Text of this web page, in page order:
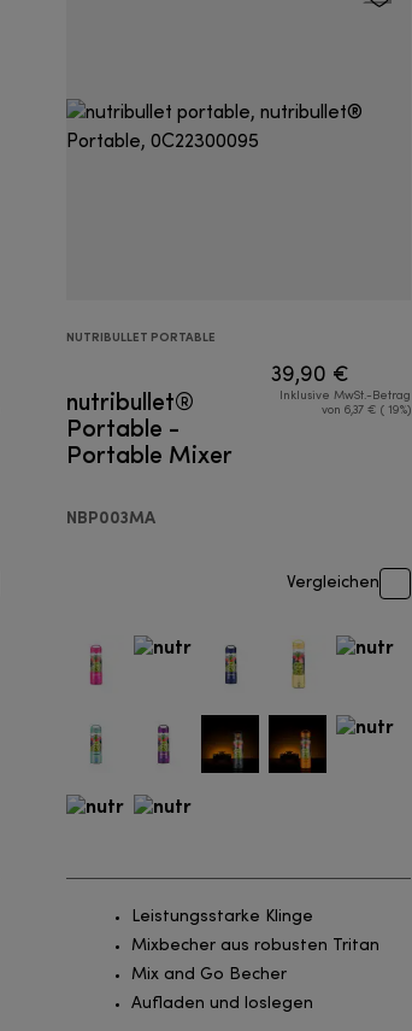
NUTRIBULLET PORTABLE
nutribullet®
Portable -
Portable Mixer
NBP003MA
39,90 €
Inklusive MwSt.-Betrag
von 6,37 € ( 19%)
Vergleichen
Leistungsstarke Klinge
Mixbecher aus robusten Tritan
Mix and Go Becher
Aufladen und loslegen